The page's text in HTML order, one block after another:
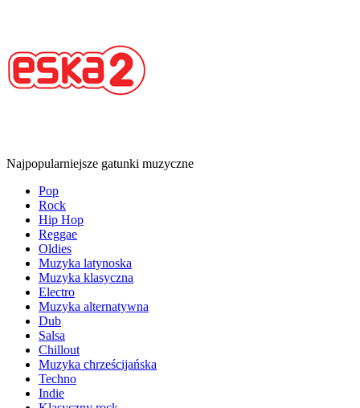
Najpopularniejsze gatunki muzyczne
Pop
Rock
Hip Hop
Reggae
Oldies
Muzyka latynoska
Muzyka klasyczna
Electro
Muzyka alternatywna
Dub
Salsa
Chillout
Muzyka chrześcijańska
Techno
Indie